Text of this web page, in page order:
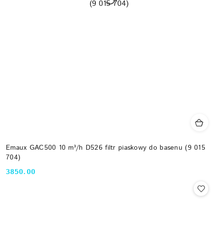
Emaux GAC500 10 m³/h D526 filtr piaskowy do basenu (9 015
704)
Cena:
3850.00